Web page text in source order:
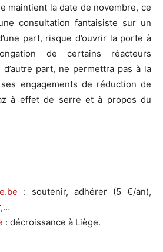
maintient la date de novembre, ce
consultation fantaisiste sur un
part, risque d’ouvrir la porte à
de certains réacteurs
part, ne permettra pas à la
engagements de réduction de
à effet de serre et à propos du
: soutenir, adhérer (5 €/an),
: décroissance à Liège.